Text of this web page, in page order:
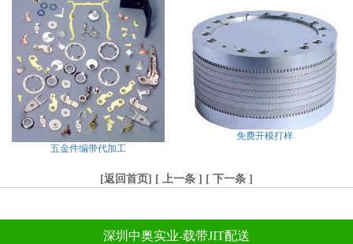
五金件编带代加工
免费开模打样
[返回首页] [ 上一条 ] [ 下一条 ]
深圳中奥实业-载带JIT配送